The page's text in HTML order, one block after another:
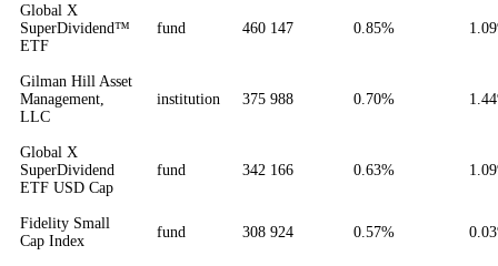
Global X
SuperDividend™
ETF
fund 460 147 0.85%
Gilman Hill Asset
Management,
LLC
institution 375 988 0.70%
Global X
SuperDividend
ETF USD Cap
fund 342 166 0.63%
Fidelity Small
Cap Index
fund 308 924 0.57%